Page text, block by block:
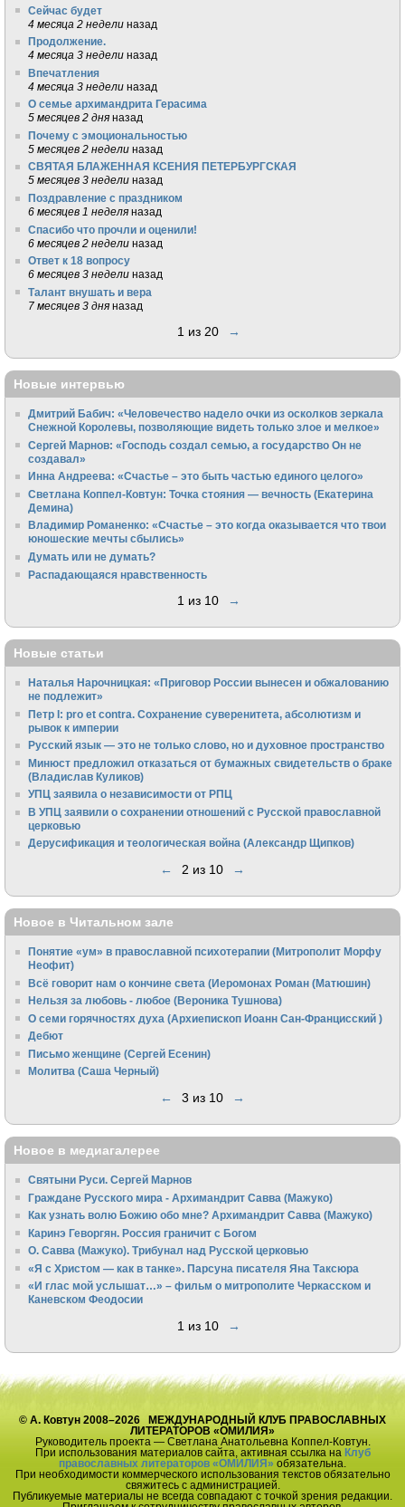
Сейчас будет
4 месяца 2 недели назад
Продолжение.
4 месяца 3 недели назад
Впечатления
4 месяца 3 недели назад
О семье архимандрита Герасима
5 месяцев 2 дня назад
Почему с эмоциональностью
5 месяцев 2 недели назад
СВЯТАЯ БЛАЖЕННАЯ КСЕНИЯ ПЕТЕРБУРГСКАЯ
5 месяцев 3 недели назад
Поздравление с праздником
6 месяцев 1 неделя назад
Спасибо что прочли и оценили!
6 месяцев 2 недели назад
Ответ к 18 вопросу
6 месяцев 3 недели назад
Талант внушать и вера
7 месяцев 3 дня назад
1 из 20 →
Новые интервью
Дмитрий Бабич: «Человечество надело очки из осколков зеркала
Снежной Королевы, позволяющие видеть только злое и мелкое»
Сергей Марнов: «Господь создал семью, а государство Он не
создавал»
Инна Андреева: «Счастье – это быть частью единого целого»
Светлана Коппел-Ковтун: Точка стояния — вечность (Екатерина
Демина)
Владимир Романенко: «Счастье – это когда оказывается что твои
юношеские мечты сбылись»
Думать или не думать?
Распадающаяся нравственность
1 из 10 →
Новые статьи
Наталья Нарочницкая: «Приговор России вынесен и обжалованию
не подлежит»
Петр I: pro et contra. Сохранение суверенитета, абсолютизм и
рывок к империи
Русский язык — это не только слово, но и духовное пространство
Минюст предложил отказаться от бумажных свидетельств о браке
(Владислав Куликов)
УПЦ заявила о независимости от РПЦ
В УПЦ заявили о сохранении отношений с Русской православной
церковью
Дерусификация и теологическая война (Александр Щипков)
← 2 из 10 →
Новое в Читальном зале
Понятие «ум» в православной психотерапии (Митрополит Морфу
Неофит)
Всё говорит нам о кончине света (Иеромонах Роман (Матюшин)
Нельзя за любовь - любое (Вероника Тушнова)
О семи горячностях духа (Архиепископ Иоанн Сан-Францисский )
Дебют
Письмо женщине (Сергей Есенин)
Молитва (Саша Черный)
← 3 из 10 →
Новое в медиагалерее
Святыни Руси. Сергей Марнов
Граждане Русского мира - Архимандрит Савва (Мажуко)
Как узнать волю Божию обо мне? Архимандрит Савва (Мажуко)
Каринэ Геворгян. Россия граничит с Богом
О. Савва (Мажуко). Трибунал над Русской церковью
«Я с Христом — как в танке». Парсуна писателя Яна Таксюра
«И глас мой услышат…» – фильм о митрополите Черкасском и
Каневском Феодосии
1 из 10 →
© А. Ковтун 2008–2026 МЕЖДУНАРОДНЫЙ КЛУБ ПРАВОСЛАВНЫХ
ЛИТЕРАТОРОВ «ОМИЛИЯ»
Руководитель проекта — Светлана Анатольевна Коппел-Ковтун.
При использования материалов сайта, активная ссылка на Клуб
православных литераторов «ОМИЛИЯ» обязательна.
При необходимости коммерческого использования текстов обязательно
свяжитесь с администрацией.
Публикуемые материалы не всегда совпадают с точкой зрения редакции.